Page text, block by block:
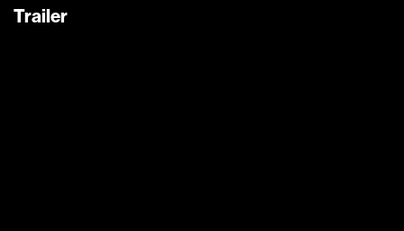
v tunelu musí bojovat sám za sebe a poradit si jak umí. Čas
Trailer